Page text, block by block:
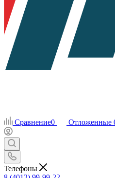
Сравнение0 Отложенные
Телефоны